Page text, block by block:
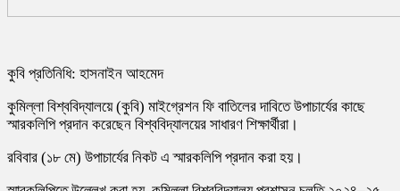
কুবি প্রতিনিধি: হাসনাইন আহমেদ
কুমিল্লা বিশ্ববিদ্যালয়ে (কুবি) মাইগ্রেশন ফি বাতিলের দাবিতে উপাচার্যের কাছে
স্মারকলিপি প্রদান করেছেন বিশ্ববিদ্যালয়ের সাধারণ শিক্ষার্থীরা।
রবিবার (১৮ মে) উপাচার্যের নিকট এ স্মারকলিপি প্রদান করা হয়।